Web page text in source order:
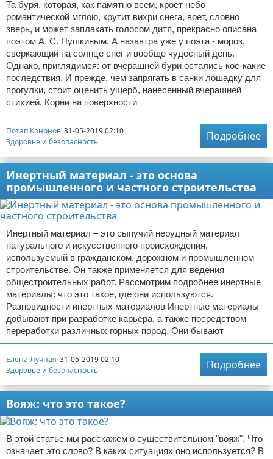
Та буря, которая, как памятно всем, кроет небо
романтической мглою, крутит вихри снега, воет, словно
зверь, и может заплакать голосом дитя, прекрасно описана
поэтом А. С. Пушкиным. А назавтра уже у поэта - мороз,
сверкающий на солнце снег и вообще чудесный день.
Однако, приглядимся: от вчерашней бури остались кое-какие
последствия. И прежде, чем запрягать в санки лошадку для
прогулки, стоит оценить ущерб, нанесенный вчерашней
стихией. Корни на поверхности
Потап Кононов 31-05-2019 02:10
Здоровье и безопасность
Подробнее
Инертный материал - это основа
промышленного и частного строительства
Инертный материал – это сыпучий нерудный материал
натурального и искусственного происхождения,
используемый в гражданском, дорожном и промышленном
строительстве. Он также применяется для ведения
общестроительных работ. Рассмотрим подробнее инертные
материалы: что это такое, где они используются.
Разновидности инертных материалов Инертные материалы
добывают при разработке карьера, а также посредством
переработки различных горных пород. Они бывают
Елена Лучная 31-05-2019 02:10
Здоровье и безопасность
Подробнее
Вояж: что это такое?
В этой статье мы расскажем о существительном "вояж". Что
означает это слово? В каких ситуациях оно используется? В